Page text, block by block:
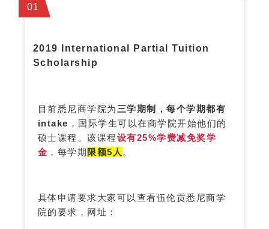
01
2019 International Partial Tuition
Scholarship
目前悉尼商学院为 三学期制，每个学期都有
intake ，国际学生可以在商学院开始他们的
硕士课程。该课程设有25%学费减免奖学
金 ，每学期 限额5人 。
具体申请要求大家可以查看伍伦贡悉尼商学
院的要求， 网址：